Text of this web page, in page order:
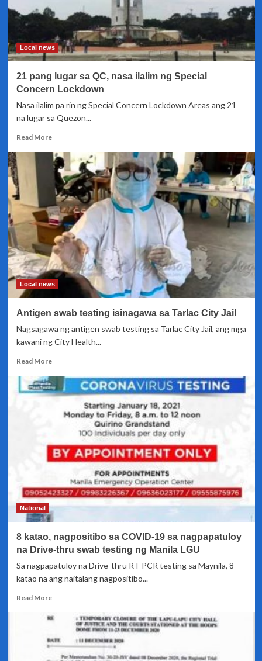
Local news
21 pang lugar sa QC, nasa ilalim ng Special
Concern Lockdown
Nasa ilalim pa rin ng Special Concern Lockdown Areas ang 21
na lugar sa Quezon...
Read MoreRead
about
21
pang
lugar
sa
QC,
nasa
ilalim
ng
Special
Concern
Lockdown
Local news
Antigen swab testing isinagawa sa Tarlac City Jail
Nagsagawa ng antigen swab testing sa Tarlac City Jail, ang mga
kawani ng City Health...
Read MoreRead
about
Antigen
testing
Tarlac
City
National
8 katao, nagpositibo sa COVID-19 sa nagpapatuloy
na Drive-thru swab testing ng Manila LGU
Sa nagpapatuloy na Drive-thru RT PCR testing sa Maynila, 8
katao na ang naitalang nagpositibo...
Read MoreRead
about
katao,